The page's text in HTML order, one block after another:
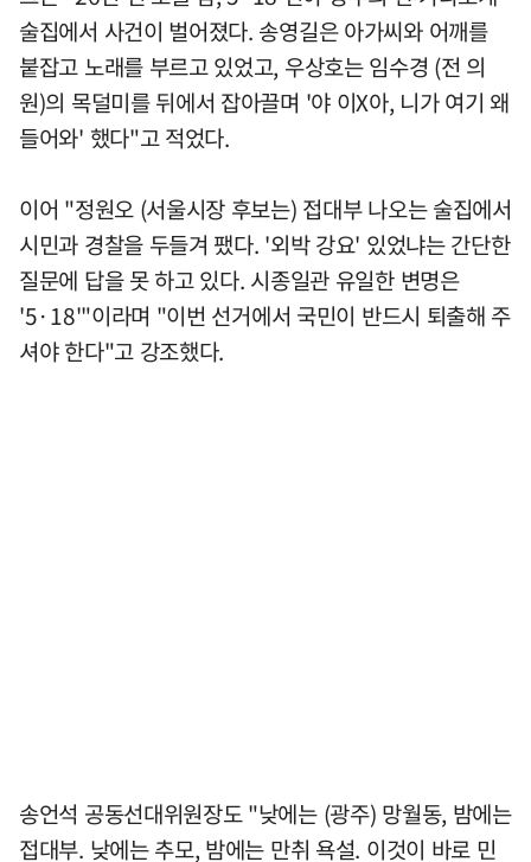
술집에서 사건이 벌어졌다. 송영길은 아가씨와 어깨를
붙잡고 노래를 부르고 있었고, 우상호는 임수경 (전 의
원)의 목덜미를 뒤에서 잡아끌며 '야 이X아, 니가 여기 왜
들어와' 했다"고 적었다.
이어 "정원오 (서울시장 후보는) 접대부 나오는 술집에서
시민과 경찰을 두들겨 팼다. '외박 강요' 있었냐는 간단한
질문에 답을 못 하고 있다. 시종일관 유일한 변명은
'5·18'"이라며 "이번 선거에서 국민이 반드시 퇴출해 주
셔야 한다"고 강조했다.
송언석 공동선대위원장도 "낮에는 (광주) 망월동, 밤에는
접대부. 낮에는 추모, 밤에는 만취 욕설. 이것이 바로 민